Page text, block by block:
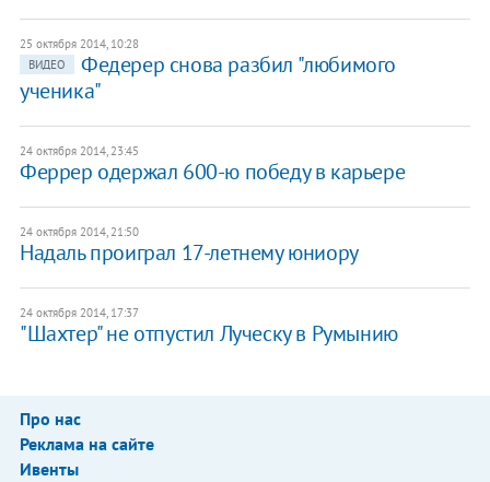
25 октября 2014, 10:28
ВИДЕО
​Федерер снова разбил "любимого
ученика"
24 октября 2014, 23:45
Феррер одержал 600-ю победу в карьере
24 октября 2014, 21:50
Надаль проиграл 17-летнему юниору
24 октября 2014, 17:37
"Шахтер" не отпустил Луческу в Румынию
Про нас
Реклама на сайте
Ивенты